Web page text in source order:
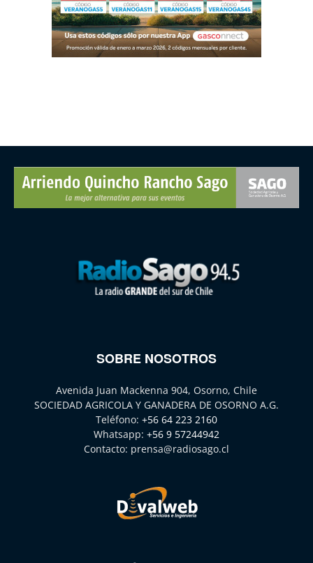
SOBRE NOSOTROS
Avenida Juan Mackenna 904, Osorno, Chile
SOCIEDAD AGRICOLA Y GANADERA DE OSORNO A.G.
Teléfono: +56 64 223 2160
Whatsapp: +56 9 57244942
Contacto: prensa@radiosago.cl